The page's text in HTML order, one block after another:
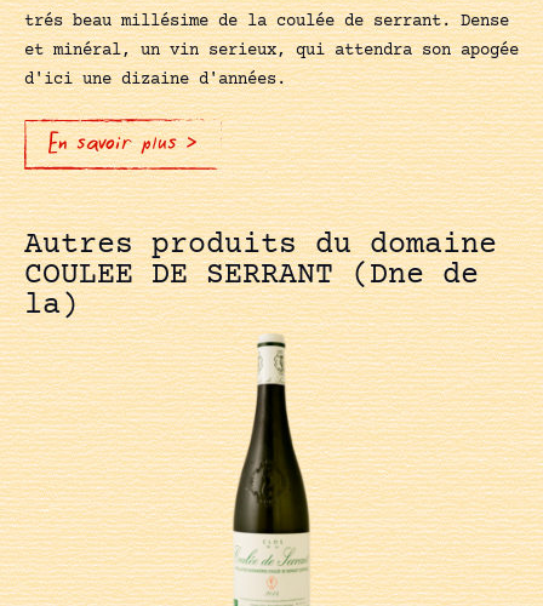
trés beau millésime de la coulée de serrant. Dense
et minéral, un vin serieux, qui attendra son apogée
d'ici une dizaine d'années.
En savoir plus >
Autres produits du domaine
COULEE DE SERRANT (Dne de
la)